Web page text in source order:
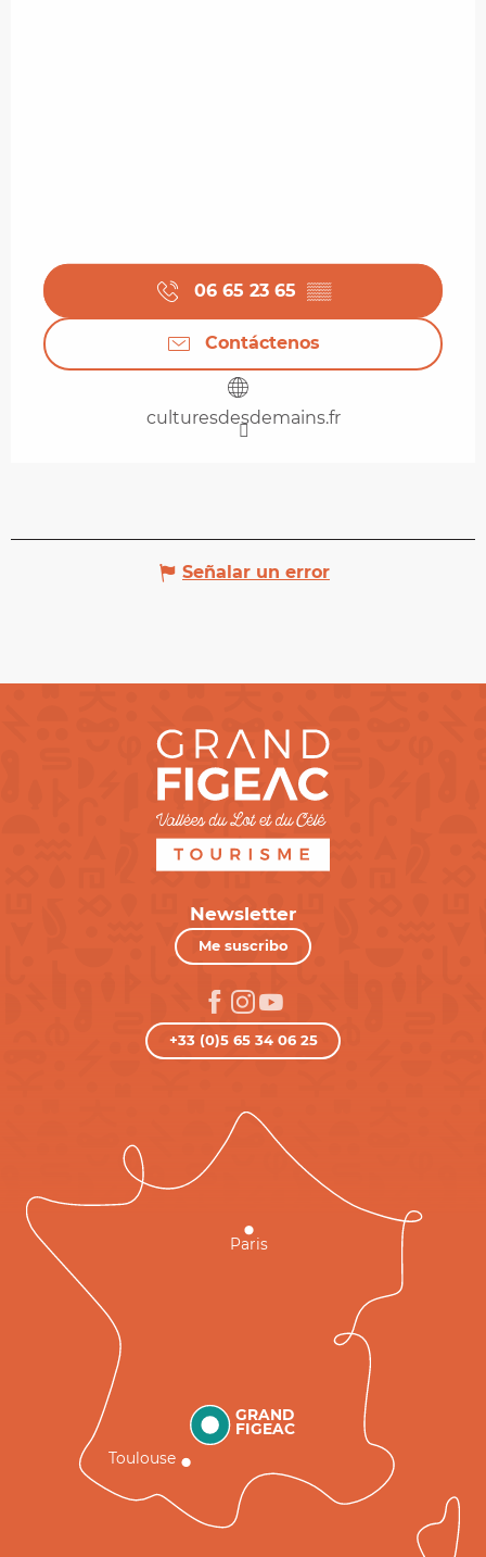
06 65 23 65 ▒▒
Contáctenos
culturesdesdemains.fr
Señalar un error
Newsletter
Me suscribo
+33 (0)5 65 34 06 25
GRAND
FIGEAC
Toulouse
Paris